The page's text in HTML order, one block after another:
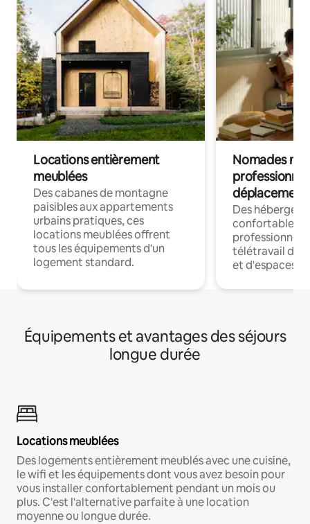
Locations entièrement
meublées
Des cabanes de montagne
paisibles aux appartements
urbains pratiques, ces
locations meublées offrent
tous les équipements d'un
logement standard.
Nomades
déplacement
Des
confortables
professionnels
télétravail
et d'espaces
Équipements et avantages des séjours
longue durée
Locations meublées
Des logements entièrement meublés avec une cuisine,
le wifi et les équipements dont vous avez besoin pour
vous installer confortablement pendant un mois ou
plus. C'est l'alternative parfaite à une location
moyenne ou longue durée.